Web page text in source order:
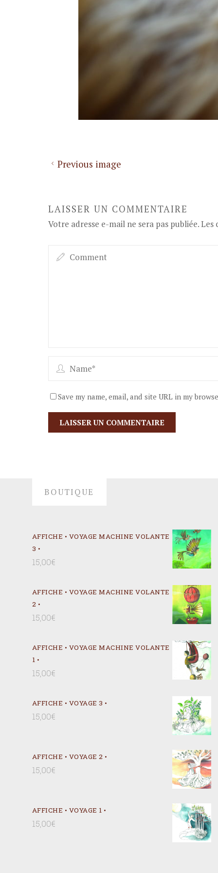
Previous image
LAISSER UN COMMENTAIRE
Votre adresse e-mail ne sera pas publiée.Les
Save my name, email, and site URL in my
BOUTIQUE
AFFICHE • VOYAGE MACHINE VOLANTE
3 •
15,00€
AFFICHE • VOYAGE MACHINE VOLANTE
2 •
15,00€
AFFICHE • VOYAGE MACHINE VOLANTE
1 •
15,00€
AFFICHE • VOYAGE 3 •
15,00€
AFFICHE • VOYAGE 2 •
15,00€
AFFICHE • VOYAGE 1 •
15,00€